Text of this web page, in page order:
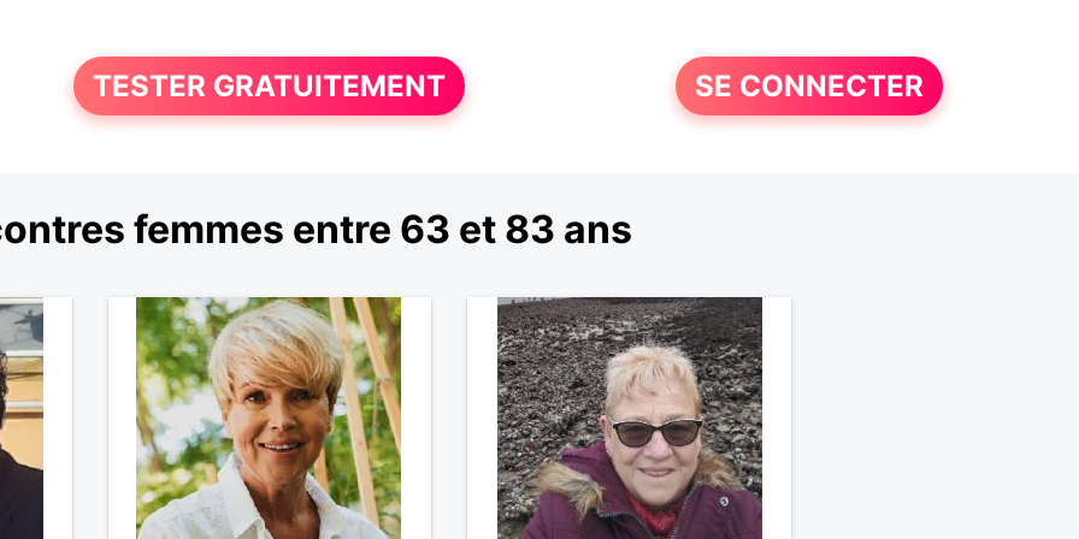
TESTER GRATUITEMENT SE CONNECTER
femmes entre 63 et 83 ans